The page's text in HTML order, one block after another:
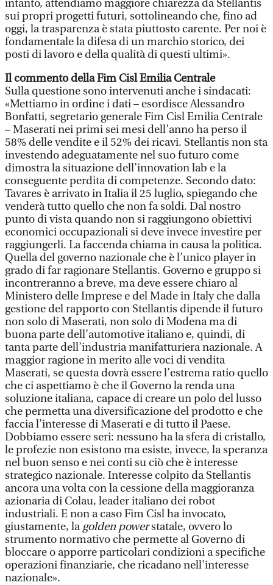
intanto, attendiamo maggiore chiarezza da Stellantis
sui propri progetti futuri, sottolineando che, fino ad
oggi, la trasparenza è stata piuttosto carente. Per noi è
fondamentale la difesa di un marchio storico, dei
posti di lavoro e della qualità di questi ultimi».
Il commento della Fim Cisl Emilia Centrale
Sulla questione sono intervenuti anche i sindacati:
«Mettiamo in ordine i dati – esordisce Alessandro
Bonfatti, segretario generale Fim Cisl Emilia Centrale
– Maserati nei primi sei mesi dell’anno ha perso il
58% delle vendite e il 52% dei ricavi. Stellantis non sta
investendo adeguatamente nel suo futuro come
dimostra la situazione dell’innovation lab e la
conseguente perdita di competenze. Secondo dato:
Tavares è arrivato in Italia il 25 luglio, spiegando che
venderà tutto quello che non fa soldi. Dal nostro
punto di vista quando non si raggiungono obiettivi
economici occupazionali si deve invece investire per
raggiungerli. La faccenda chiama in causa la politica.
Quella del governo nazionale che è l’unico player in
grado di far ragionare Stellantis. Governo e gruppo si
incontreranno a breve, ma deve essere chiaro al
Ministero delle Imprese e del Made in Italy che dalla
gestione del rapporto con Stellantis dipende il futuro
non solo di Maserati, non solo di Modena ma di
buona parte dell’automotive italiano e, quindi, di
tanta parte dell’industria manifatturiera nazionale. A
maggior ragione in merito alle voci di vendita
Maserati, se questa dovrà essere l’estrema ratio quello
che ci aspettiamo è che il Governo la renda una
soluzione italiana, capace di creare un polo del lusso
che permetta una diversificazione del prodotto e che
faccia l’interesse di Maserati e di tutto il Paese.
Dobbiamo essere seri: nessuno ha la sfera di cristallo,
le profezie non esistono ma esiste, invece, la speranza
nel buon senso e nei conti su ciò che è interesse
strategico nazionale. Interesse colpito da Stellantis
ancora una volta con la cessione della maggioranza
azionaria di Colau, leader italiano dei robot
industriali. E non a caso Fim Cisl ha invocato,
giustamente, lagolden powerstatale, ovvero lo
strumento normativo che permette al Governo di
bloccare o apporre particolari condizioni a specifiche
operazioni finanziarie, che ricadano nell'interesse
nazionale».